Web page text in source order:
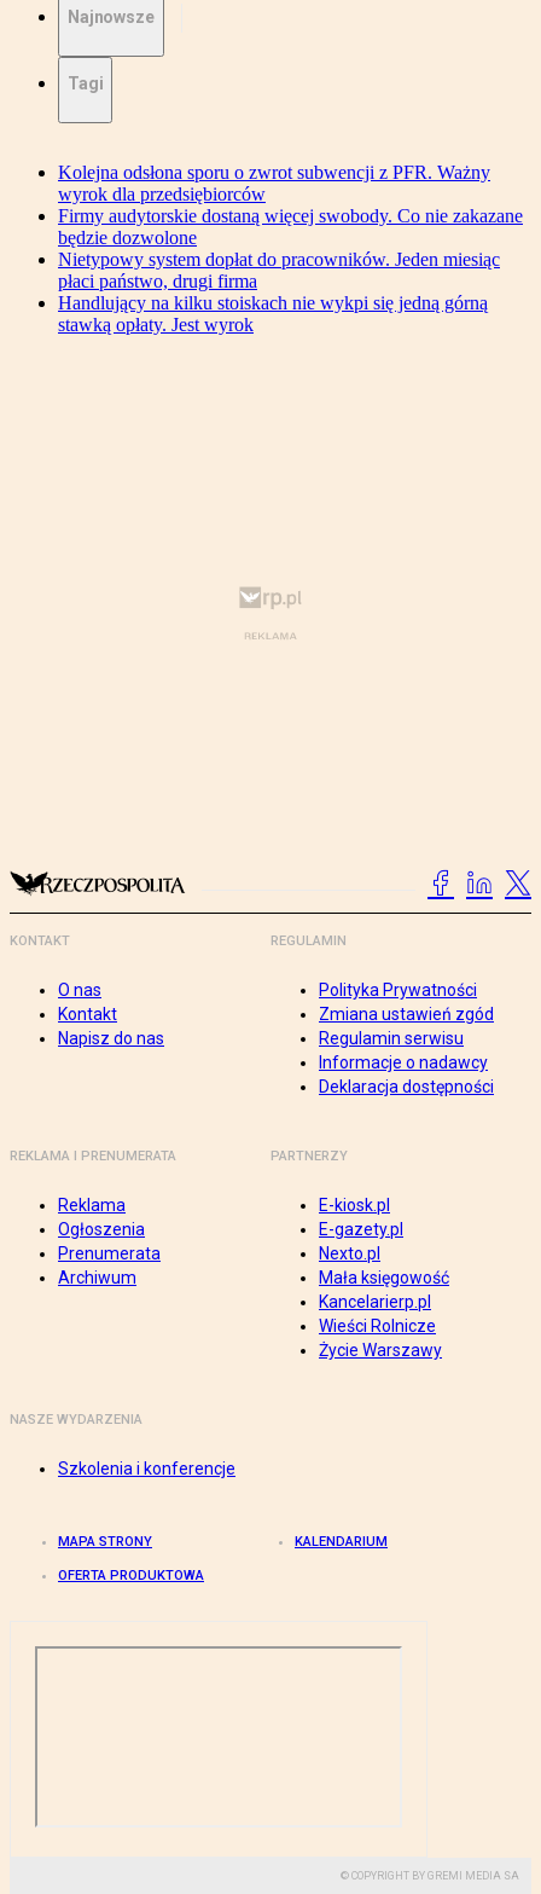
Najnowsze
Tagi
Kolejna odsłona sporu o zwrot subwencji z PFR. Ważny
wyrok dla przedsiębiorców
Firmy audytorskie dostaną więcej swobody. Co nie zakazane
będzie dozwolone
Nietypowy system dopłat do pracowników. Jeden miesiąc
płaci państwo, drugi firma
Handlujący na kilku stoiskach nie wykpi się jedną górną
stawką opłaty. Jest wyrok
KONTAKT
O nas
Kontakt
Napisz do nas
REGULAMIN
Polityka Prywatności
Zmiana ustawień zgód
Regulamin serwisu
Informacje o nadawcy
Deklaracja dostępności
REKLAMA I PRENUMERATA
Reklama
Ogłoszenia
Prenumerata
Archiwum
PARTNERZY
E-kiosk.pl
E-gazety.pl
Nexto.pl
Mała księgowość
Kancelarierp.pl
Wieści Rolnicze
Życie Warszawy
NASZE WYDARZENIA
Szkolenia i konferencje
MAPA STRONY KALENDARIUM
OFERTA PRODUKTOWA
© COPYRIGHT BY GREMI MEDIA SA